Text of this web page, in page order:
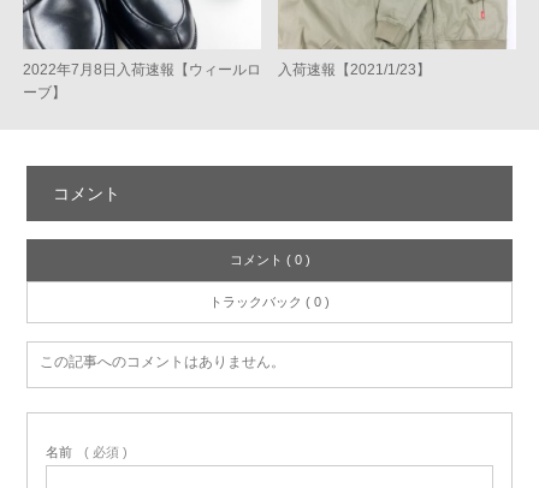
2022年7月8日入荷速報【ウィールロ
ーブ】
入荷速報【2021/1/23】
コメント
コメント ( 0 )
トラックバック ( 0 )
この記事へのコメントはありません。
名前 ( 必須 )